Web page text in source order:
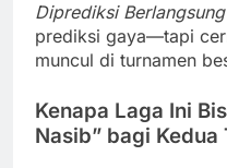
Diprediksi
prediksi gaya—tapi
muncul di turnamen
Kenapa Laga Ini
Nasib” bagi Kedua